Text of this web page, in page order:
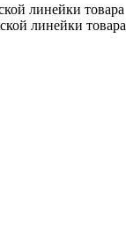
линейки товара
линейки товара